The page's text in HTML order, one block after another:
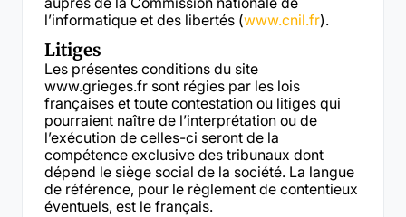
l’informatique et des libertés (www.cnil.fr).
Litiges
Les présentes conditions du site
www.grieges.fr sont régies par les lois
françaises et toute contestation ou litiges qui
pourraient naître de l’interprétation ou de
l’exécution de celles-ci seront de la
compétence exclusive des tribunaux dont
dépend le siège social de la société. La langue
de référence, pour le règlement de contentieux
éventuels, est le français.